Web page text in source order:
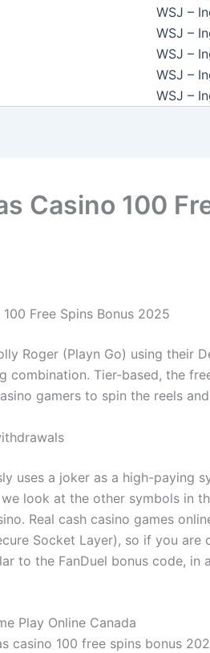
WSJ –
WSJ –
WSJ –
WSJ –
WSJ –
Casino 100
Free Spins Bonus 2025
Roger (Playn Go) using their
combination. Tier-based, the
gamers to spin the reels
uses a joker as a high-paying
look at the other symbols in
Real cash casino games
Socket Layer), so if you are
to the FanDuel bonus code,
Play Online Canada
casino 100 free spins bonus